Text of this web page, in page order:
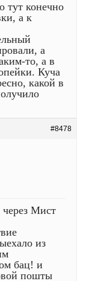
тут конечно
а к
а
то, а в
Куча
какой в
#8478
Мист
из
бац! и
пошты